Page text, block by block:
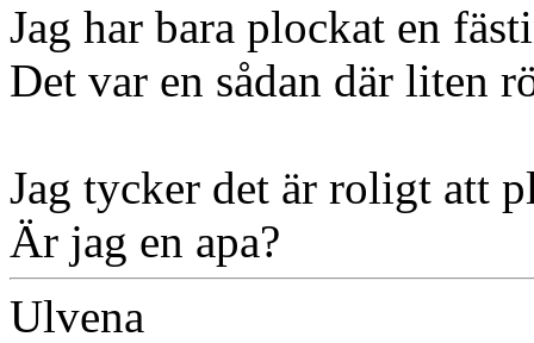
Jag har bara plockat en
Det var en sådan där liten
Jag tycker det är roligt att
Är jag en apa?
Ulvena